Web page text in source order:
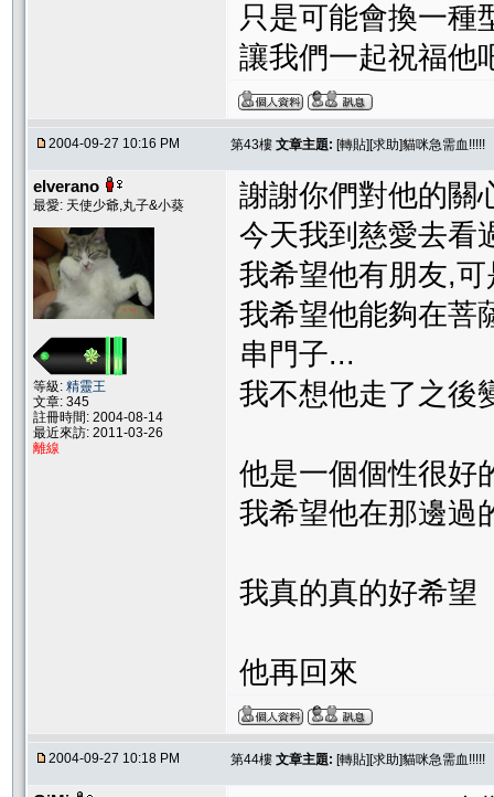
只是可能會換一種
讓我們一起祝福他
2004-09-27 10:16 PM 第43樓 文章主題: [轉貼][求助]貓咪急需血!!!!!
elverano
最愛: 天使少爺,丸子&小葵
等級: 精靈王
文章: 345
註冊時間: 2004-08-14
最近來訪: 2011-03-26
離線
謝謝你們對他的關
今天我到慈愛去看
我希望他有朋友,
我希望他能夠在菩
串門子...
我不想他走了之後
他是一個個性很好
我希望他在那邊過
我真的真的好希望
他再回來
2004-09-27 10:18 PM 第44樓 文章主題: [轉貼][求助]貓咪急需血!!!!!